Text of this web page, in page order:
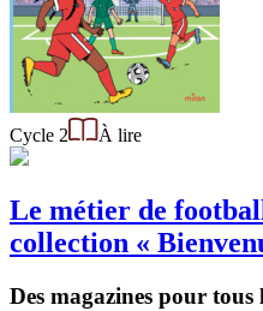
Cycle 2 À lire
Le métier de
collection «
Des magazines pour tous